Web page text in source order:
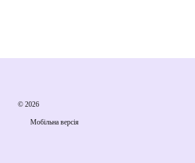
© 2026
Мобільна версія